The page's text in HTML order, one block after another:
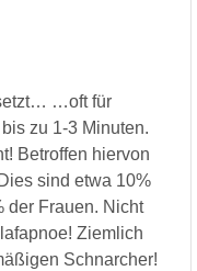
…oft für
zu 1-3 Minuten.
Betroffen hiervon
sind etwa 10%
der Frauen. Nicht
Ziemlich
Schnarcher!